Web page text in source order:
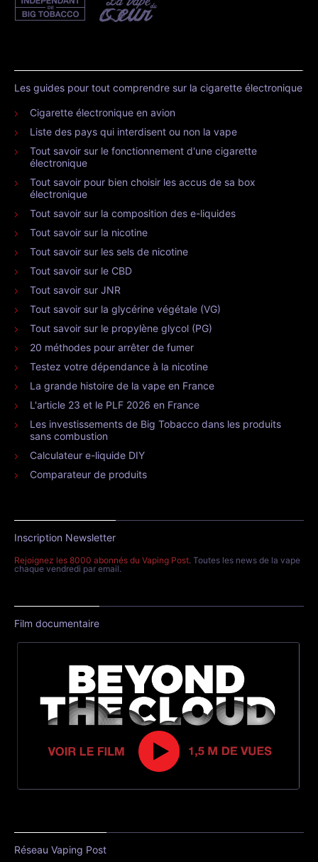
Les guides pour tout comprendre sur la cigarette électronique
Cigarette électronique en avion
Liste des pays qui interdisent ou non la vape
Tout savoir sur le fonctionnement d'une cigarette
électronique
Tout savoir pour bien choisir les accus de sa box
électronique
Tout savoir sur la composition des e-liquides
Tout savoir sur la nicotine
Tout savoir sur les sels de nicotine
Tout savoir sur le CBD
Tout savoir sur JNR
Tout savoir sur la glycérine végétale (VG)
Tout savoir sur le propylène glycol (PG)
20 méthodes pour arrêter de fumer
Testez votre dépendance à la nicotine
La grande histoire de la vape en France
L'article 23 et le PLF 2026 en France
Les investissements de Big Tobacco dans les produits
sans combustion
Calculateur e-liquide DIY
Comparateur de produits
Inscription Newsletter
Rejoignez les 8000 abonnés du Vaping Post. Toutes les news de la vape
chaque vendredi par email.
Film documentaire
Réseau Vaping Post